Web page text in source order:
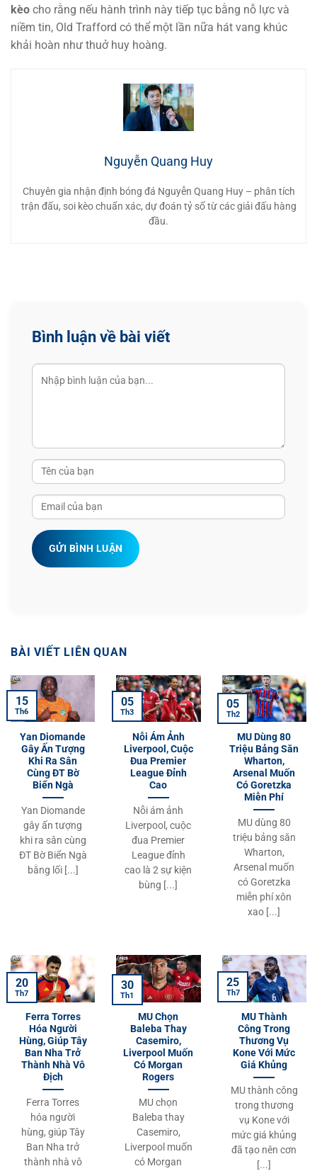
kèo cho rằng nếu hành trình này tiếp tục bằng nỗ lực và
niềm tin, Old Trafford có thể một lần nữa hát vang khúc
khải hoàn như thuở huy hoàng.
Nguyễn Quang Huy
Chuyên gia nhận định bóng đá Nguyễn Quang Huy – phân tích
trận đấu, soi kèo chuẩn xác, dự đoán tỷ số từ các giải đấu hàng
đầu.
Bình luận về bài viết
GỬI BÌNH LUẬN
BÀI VIẾT LIÊN QUAN
Yan Diomande
Gây Ấn Tượng
Khi Ra Sân
Cùng ĐT Bờ
Biển Ngà
Yan Diomande
gây ấn tượng
khi ra sân cùng
ĐT Bờ Biển Ngà
bằng lối [...]
15
Th6
Nỗi Ám Ảnh
Liverpool, Cuộc
Đua Premier
League Đỉnh
Cao
Nỗi ám ảnh
Liverpool, cuộc
đua Premier
League đỉnh
cao là 2 sự kiện
bùng [...]
05
Th3
MU Dùng 80
Triệu Bảng Săn
Wharton,
Arsenal Muốn
Có Goretzka
Miễn Phí
MU dùng 80
triệu bảng săn
Wharton,
Arsenal muốn
có Goretzka
miễn phí xôn
xao [...]
05
Th2
Ferra Torres
Hóa Người
Hùng, Giúp Tây
Ban Nha Trở
Thành Nhà Vô
Địch
Ferra Torres
hóa người
hùng, giúp Tây
Ban Nha trở
thành nhà vô
20
Th7
MU Chọn
Baleba Thay
Casemiro,
Liverpool Muốn
Có Morgan
Rogers
MU chọn
Baleba thay
Casemiro,
Liverpool muốn
có Morgan
30
Th1
MU Thành
Công Trong
Thương Vụ
Kone Với Mức
Giá Khủng
MU thành công
trong thương
vụ Kone với
mức giá khủng
đã tạo nên cơn
[...]
25
Th7